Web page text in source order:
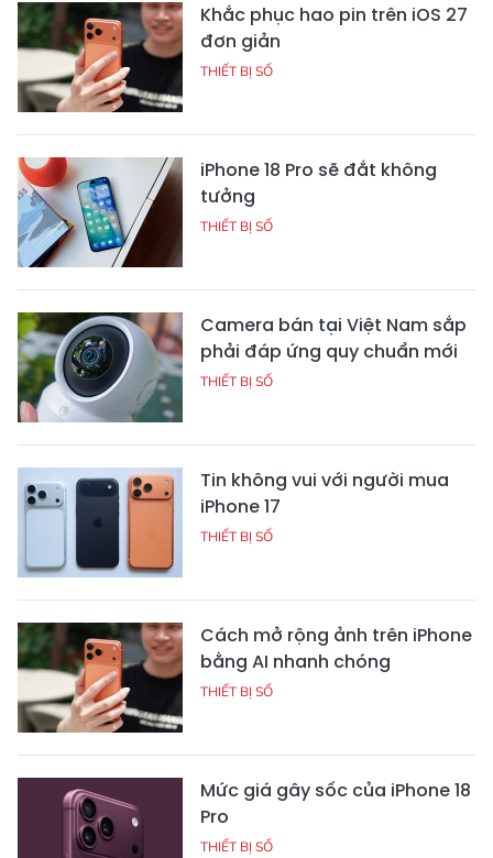
Khắc phục hao pin trên iOS 27
đơn giản
THIẾT BỊ SỐ
iPhone 18 Pro sẽ đắt không
tưởng
THIẾT BỊ SỐ
Camera bán tại Việt Nam sắp
phải đáp ứng quy chuẩn mới
THIẾT BỊ SỐ
Tin không vui với người mua
iPhone 17
THIẾT BỊ SỐ
Cách mở rộng ảnh trên iPhone
bằng AI nhanh chóng
THIẾT BỊ SỐ
Mức giá gây sốc của iPhone 18
Pro
THIẾT BỊ SỐ